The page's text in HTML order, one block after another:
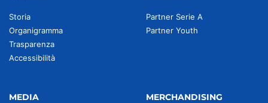
Storia
Organigramma
Trasparenza
Accessibilità
Partner Serie A
Partner Youth
MEDIA MERCHANDISING